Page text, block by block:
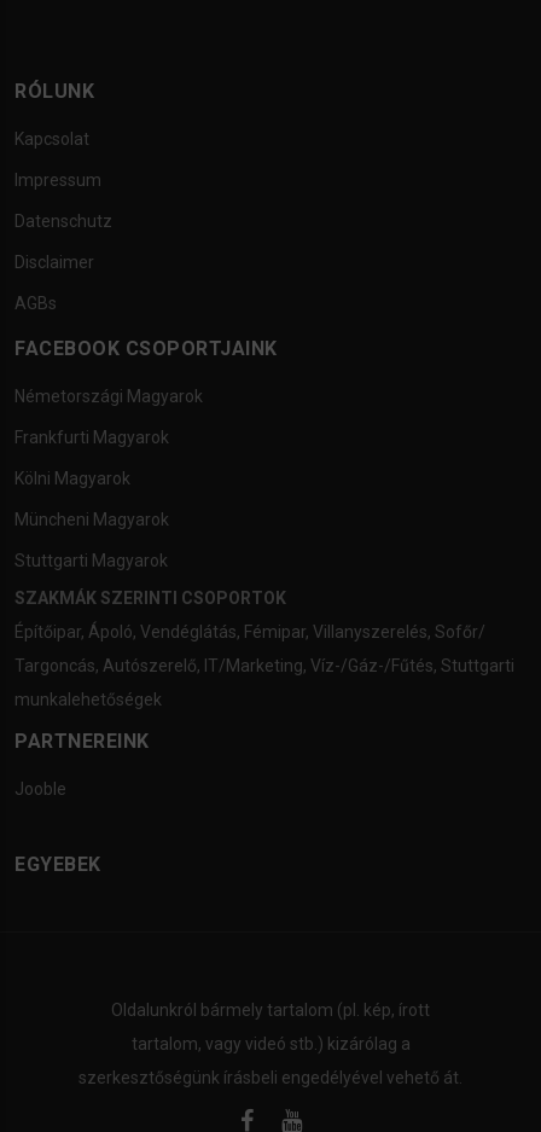
RÓLUNK
Kapcsolat
Impressum
Datenschutz
Disclaimer
AGBs
FACEBOOK CSOPORTJAINK
Németországi Magyarok
Frankfurti Magyarok
Kölni Magyarok
Müncheni Magyarok
Stuttgarti Magyarok
SZAKMÁK SZERINTI CSOPORTOK
Építőipar, Ápoló, Vendéglátás, Fémipar, Villanyszerelés, Sofőr/
Targoncás, Autószerelő, IT/Marketing, Víz-/Gáz-/Fűtés, Stuttgarti
munkalehetőségek
PARTNEREINK
Jooble
EGYEBEK
Oldalunkról bármely tartalom (pl. kép, írott
tartalom, vagy videó stb.) kizárólag a
szerkesztőségünk írásbeli engedélyével vehető át.